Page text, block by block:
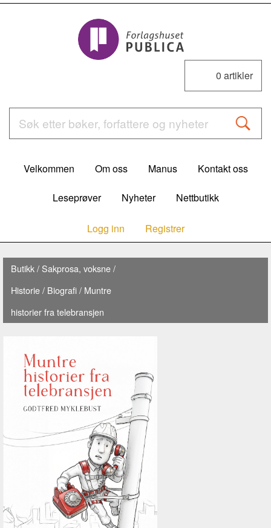
0 artikler
Velkommen Om oss Manus Kontakt oss
Leseprøver Nyheter Nettbutikk
Logg inn Registrer
Butikk/ Sakprosa, voksne/
Historie/ Biografi/ Muntre
historier fra telebransjen